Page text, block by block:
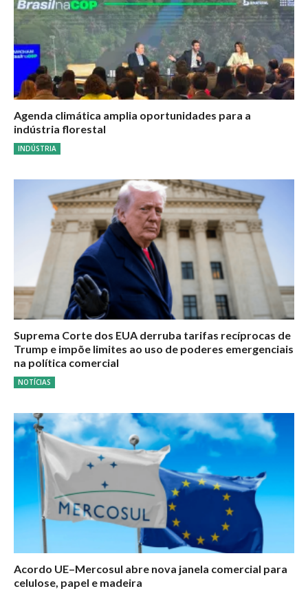
Agenda climática amplia oportunidades para a
indústria florestal
INDÚSTRIA
Suprema Corte dos EUA derruba tarifas recíprocas de
Trump e impõe limites ao uso de poderes emergenciais
na política comercial
NOTÍCIAS
Acordo UE–Mercosul abre nova janela comercial para
celulose, papel e madeira